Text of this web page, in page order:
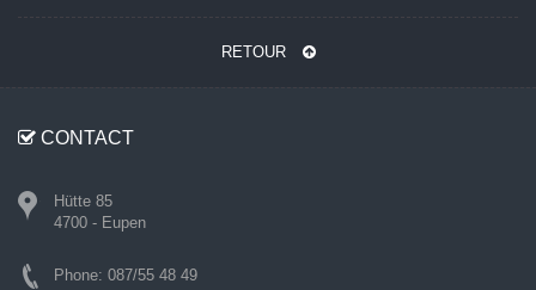
RETOUR
CONTACT
Hütte 85
4700 - Eupen
Phone: 087/55 48 49